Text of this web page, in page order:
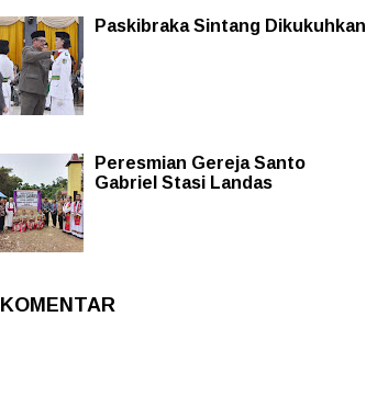
Paskibraka Sintang Dikukuhkan
Peresmian Gereja Santo
Gabriel Stasi Landas
KOMENTAR